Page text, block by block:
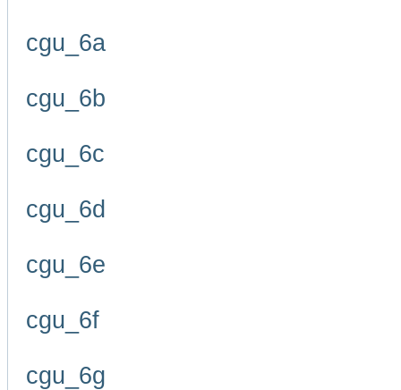
cgu_6a
cgu_6b
cgu_6c
cgu_6d
cgu_6e
cgu_6f
cgu_6g